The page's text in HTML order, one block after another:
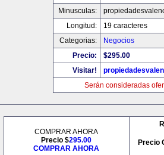
Minusculas:
Longitud:
19 caracteres
Categorias:
Negocios
Precio:
$295.00
Visitar!
Serán consideradas
COMPRAR AHORA
Precio $295.00
COMPRAR AHORA
Precio